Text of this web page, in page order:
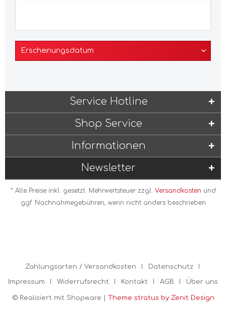
Service Hotline
Shop Service
Informationen
Newsletter
* Alle Preise inkl. gesetzl. Mehrwertsteuer zzgl. Versandkosten und
ggf. Nachnahmegebühren, wenn nicht anders beschrieben
Zahlungsarten / Versandkosten Datenschutz
Impressum Widerrufsrecht Kontakt AGB Über uns
© Realisiert mit Shopware | Theme stratus by Zenit Design